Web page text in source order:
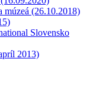
múzeá (26.10.2018)
Slovensko
2013)